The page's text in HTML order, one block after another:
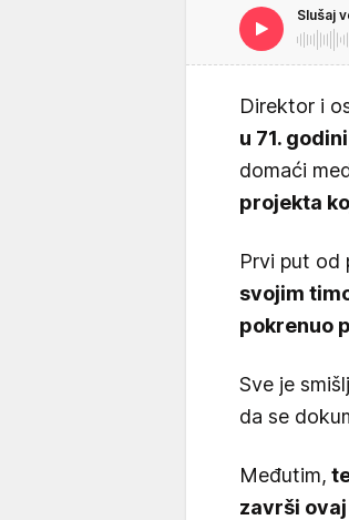
Slušaj
Direktor i
u 71.
domaći
projekta
Prvi put od
svojim
pokrenuo
Sve je
da se
Međutim,
završi